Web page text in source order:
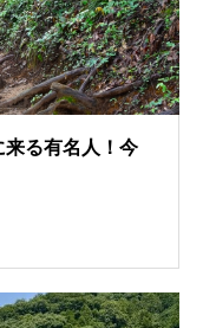
来る有名人！今